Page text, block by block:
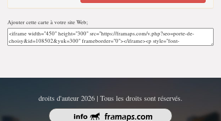
Ajouter cette carte à votre site Web;
droits d'auteur 2026 | Tous les droits sont réservés.